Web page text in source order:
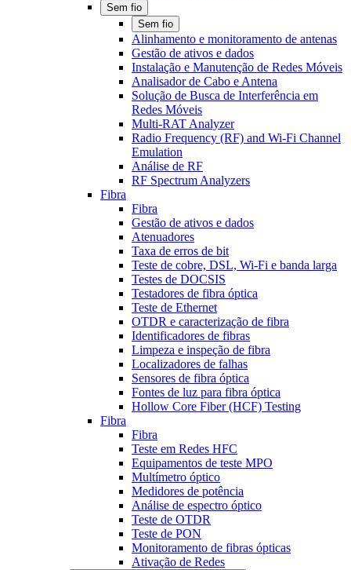
Sem fio
Sem fio
Alinhamento e monitoramento de antenas
Gestão de ativos e dados
Instalação e Manutenção de Redes Móveis
Analisador de Cabo e Antena
Solução de Busca de Interferência em
Redes Móveis
Multi-RAT Analyzer
Radio Frequency (RF) and Wi-Fi Channel
Emulation
Análise de RF
RF Spectrum Analyzers
Fibra
Fibra
Gestão de ativos e dados
Atenuadores
Taxa de erros de bit
Teste de cobre, DSL, Wi-Fi e banda larga
Testes de DOCSIS
Testadores de fibra óptica
Teste de Ethernet
OTDR e caracterização de fibra
Identificadores de fibras
Limpeza e inspeção de fibra
Localizadores de falhas
Sensores de fibra óptica
Fontes de luz para fibra óptica
Hollow Core Fiber (HCF) Testing
Fibra
Fibra
Teste em Redes HFC
Equipamentos de teste MPO
Multímetro óptico
Medidores de potência
Análise de espectro óptico
Teste de OTDR
Teste de PON
Monitoramento de fibras ópticas
Ativação de Redes